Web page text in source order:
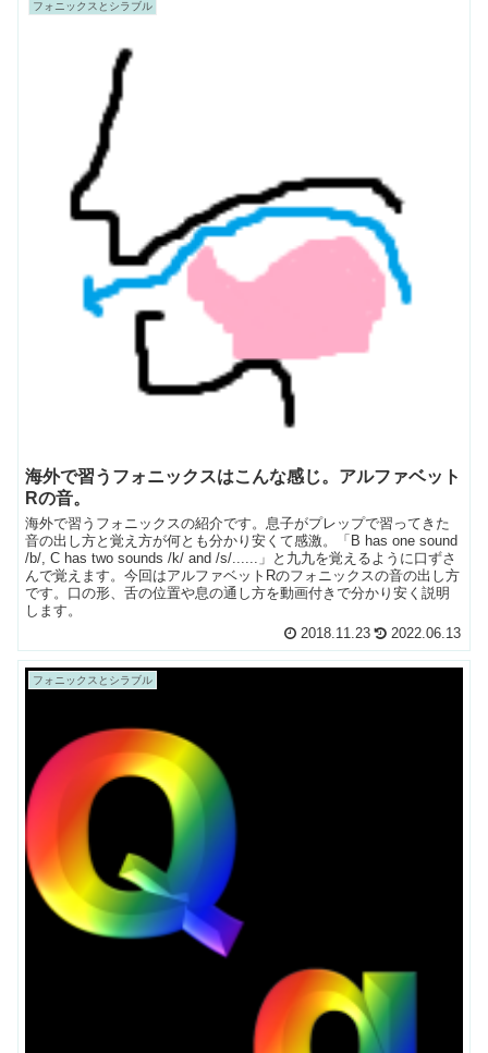
フォニックスとシラブル
海外で習うフォニックスはこんな感じ。アルファベット
Rの音。
海外で習うフォニックスの紹介です。息子がプレップで習ってきた
音の出し方と覚え方が何とも分かり安くて感激。「B has one sound
/b/, C has two sounds /k/ and /s/......」と九九を覚えるように口ずさ
んで覚えます。今回はアルファベットRのフォニックスの音の出し方
です。口の形、舌の位置や息の通し方を動画付きで分かり安く説明
します。
2018.11.23 2022.06.13
フォニックスとシラブル